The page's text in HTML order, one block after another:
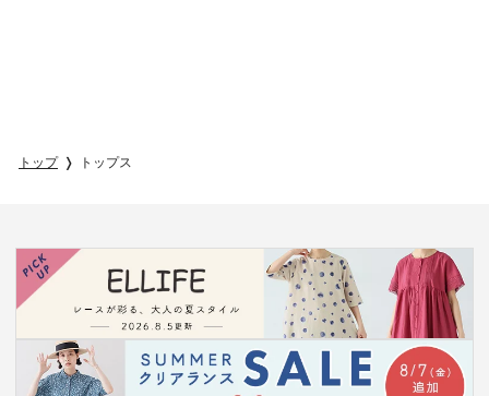
トップ トップス